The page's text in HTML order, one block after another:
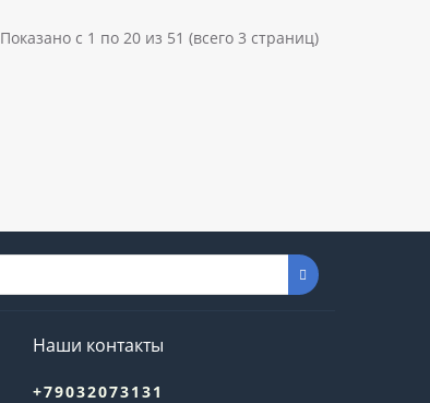
Показано с 1 по 20 из 51 (всего 3 страниц)
Наши контакты
+79032073131